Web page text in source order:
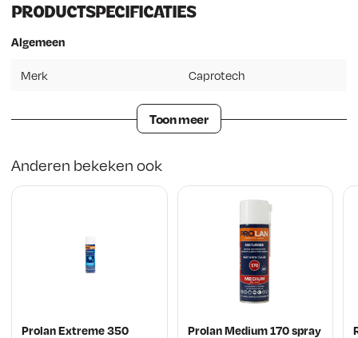
PRODUCTSPECIFICATIES
Algemeen
Merk Caprotech
Toon meer
Anderen bekeken ook
Prolan Extreme 350
Prolan Medium 170 spray